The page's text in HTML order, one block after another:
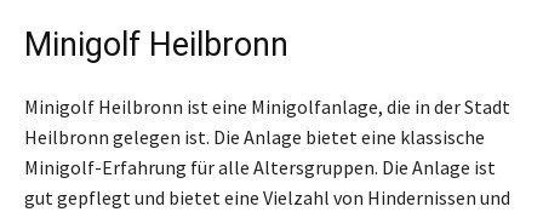
Minigolf Heilbronn
Minigolf Heilbronn ist eine Minigolfanlage, die in der Stadt
Heilbronn gelegen ist. Die Anlage bietet eine klassische
Minigolf-Erfahrung für alle Altersgruppen. Die Anlage ist
gut gepflegt und bietet eine Vielzahl von Hindernissen und